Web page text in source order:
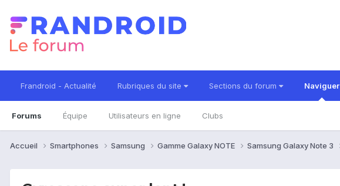
Frandroid - Actualité Rubriques du site Sections du forum Naviguer
Forums Équipe Utilisateurs en ligne Clubs
Accueil Smartphones Samsung Gamme Galaxy NOTE Samsung Galaxy Note 3